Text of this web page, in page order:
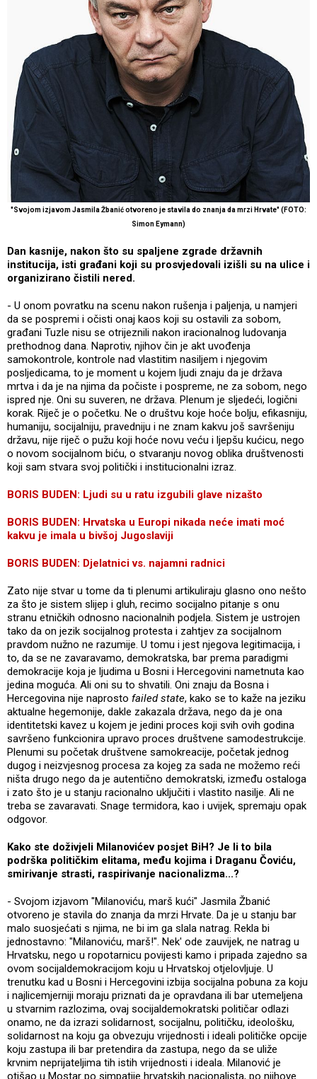
"Svojom izjavom Jasmila Žbanić otvoreno je stavila do znanja da mrzi Hrvate" (FOTO:
Simon Eymann)
Dan kasnije, nakon što su spaljene zgrade državnih
institucija, isti građani koji su prosvjedovali izišli su na ulice i
organizirano čistili nered.
- U onom povratku na scenu nakon rušenja i paljenja, u namjeri
da se pospremi i očisti onaj kaos koji su ostavili za sobom,
građani Tuzle nisu se otrijeznili nakon iracionalnog ludovanja
prethodnog dana. Naprotiv, njihov čin je akt uvođenja
samokontrole, kontrole nad vlastitim nasiljem i njegovim
posljedicama, to je moment u kojem ljudi znaju da je država
mrtva i da je na njima da počiste i pospreme, ne za sobom, nego
ispred nje. Oni su suveren, ne država. Plenum je sljedeći, logični
korak. Riječ je o početku. Ne o društvu koje hoće bolju, efikasniju,
humaniju, socijalniju, pravedniju i ne znam kakvu još savršeniju
državu, nije riječ o pužu koji hoće novu veću i ljepšu kućicu, nego
o novom socijalnom biću, o stvaranju novog oblika društvenosti
koji sam stvara svoj politički i institucionalni izraz.
BORIS BUDEN: Ljudi su u ratu izgubili glave nizašto
BORIS BUDEN: Hrvatska u Europi nikada neće imati moć
kakvu je imala u bivšoj Jugoslaviji
BORIS BUDEN: Djelatnici vs. najamni radnici
Zato nije stvar u tome da ti plenumi artikuliraju glasno ono nešto
za što je sistem slijep i gluh, recimo socijalno pitanje s onu
stranu etničkih odnosno nacionalnih podjela. Sistem je ustrojen
tako da on jezik socijalnog protesta i zahtjev za socijalnom
pravdom nužno ne razumije. U tomu i jest njegova legitimacija, i
to, da se ne zavaravamo, demokratska, bar prema paradigmi
demokracije koja je ljudima u Bosni i Hercegovini nametnuta kao
jedina moguća. Ali oni su to shvatili. Oni znaju da Bosna i
Hercegovina nije naprosto failed state, kako se to kaže na jeziku
aktualne hegemonije, dakle zakazala država, nego da je ona
identitetski kavez u kojem je jedini proces koji svih ovih godina
savršeno funkcionira upravo proces društvene samodestrukcije.
Plenumi su početak društvene samokreacije, početak jednog
dugog i neizvjesnog procesa za kojeg za sada ne možemo reći
ništa drugo nego da je autentično demokratski, između ostaloga
i zato što je u stanju racionalno uključiti i vlastito nasilje. Ali ne
treba se zavaravati. Snage termidora, kao i uvijek, spremaju opak
odgovor.
Kako ste doživjeli Milanovićev posjet BiH? Je li to bila
podrška političkim elitama, među kojima i Draganu Čoviću,
smirivanje strasti, raspirivanje nacionalizma...?
- Svojom izjavom "Milanoviću, marš kući" Jasmila Žbanić
otvoreno je stavila do znanja da mrzi Hrvate. Da je u stanju bar
malo suosjećati s njima, ne bi im ga slala natrag. Rekla bi
jednostavno: "Milanoviću, marš!". Nek' ode zauvijek, ne natrag u
Hrvatsku, nego u ropotarnicu povijesti kamo i pripada zajedno sa
ovom socijaldemokracijom koju u Hrvatskoj otjelovljuje. U
trenutku kad u Bosni i Hercegovini izbija socijalna pobuna za koju
i najlicemjerniji moraju priznati da je opravdana ili bar utemeljena
u stvarnim razlozima, ovaj socijaldemokratski političar odlazi
onamo, ne da izrazi solidarnost, socijalnu, političku, ideološku,
solidarnost na koju ga obvezuju vrijednosti i ideali političke opcije
koju zastupa ili bar pretendira da zastupa, nego da se uliže
krvnim neprijateljima tih istih vrijednosti i ideala. Milanović je
otišao u Mostar po simpatije hrvatskih nacionalista, po njihove